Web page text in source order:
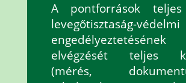
A pontforrások
levegőtisztaság-védelmi
engedélyeztetésének
elvégzését teljes
(mérés,